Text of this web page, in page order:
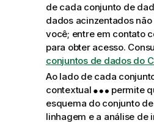
de cada conjunto de
dados acinzentados
você; entre em contato
para obter acesso.
conjuntos de dados do
Ao lado de cada
contextual
permite
esquema do conjunto
linhagem e a análise de